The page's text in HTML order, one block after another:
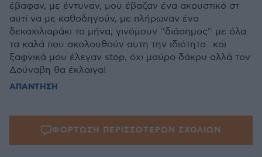
έβαφαν, με έντυναν, μου έβαζαν ένα ακουστικό στ
αυτί να με καθοδηγούν, με πλήρωναν ένα
δεκαχιλιαράκι το μήνα, γινόμουν ''διάσημος'' με όλα
τα καλά που ακολουθούν αυτη την ιδιότητα...και
ξαφνικά μου έλεγαν stop, όχι μαύρο δάκρυ αλλά τον
Δούναβη θα έκλαιγα!
ΑΠΑΝΤΗΣΗ
ΦΟΡΤΩΣΗ ΠΕΡΙΣΣΟΤΕΡΩΝ ΣΧΟΛΙΩΝ